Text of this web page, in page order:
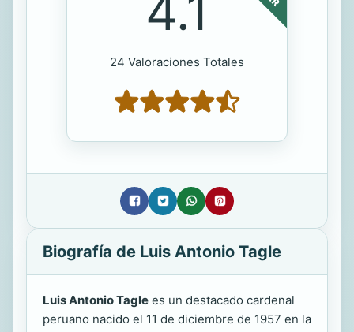
24 Valoraciones Totales
Biografía de Luis Antonio Tagle
Luis Antonio Tagle es un destacado cardenal
peruano nacido el 11 de diciembre de 1957 en la